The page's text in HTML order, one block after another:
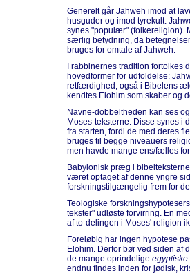
Generelt går Jahweh imod at
husguder og imod tyrekult.
synes "populær" (folkereligion).
særlig betydning, da
bruges for omtale af Jahweh.
I rabbinernes tradition fortolkes
hovedformer for udfoldelse:
retfærdighed, også i Bibelens
kendtes Elohim som skaber og
Navne-dobbeltheden kan ses
Moses-teksterne. Disse synes i
fra starten, fordi de med deres
bruges til begge niveauers
men havde mange ens/fælles
Babylonisk præg i
været optaget af denne yngre
forskningstilgængelig frem for
Teologiske
tekster" udløste forvirring. En
af to-delingen i Moses' religion
Foreløbig har ingen hypotese
Elohim. Derfor bør ved siden af
de mange oprindelige egyptiske
endnu findes inden for jødisk,